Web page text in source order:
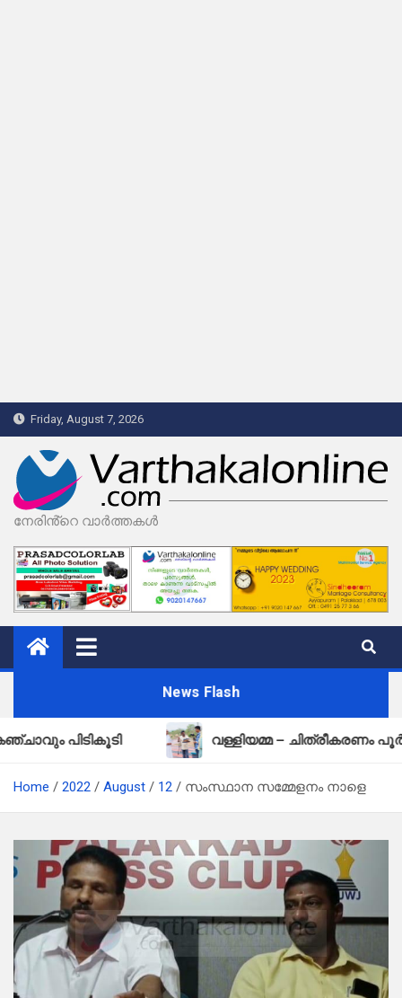
Skip
to
content
Friday, August 7, 2026
നേരിൻ്റെ വാർത്തകൾ
News Flash
വള്ളിയമ്മ – ചിത്രീകരണം
Home 2022 August 12 സംസ്ഥാന സമ്മേളനം നാളെ